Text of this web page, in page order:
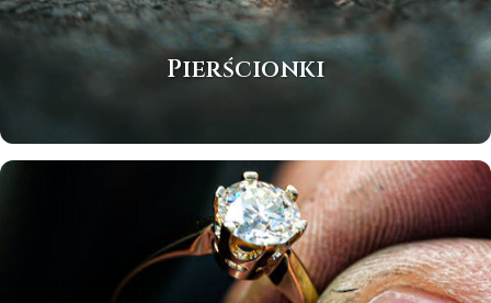
Pierścionki